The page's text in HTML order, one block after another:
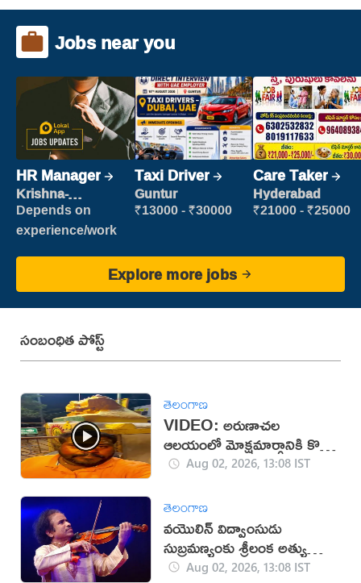
Jobs near you
HR Manager
Krishna-
vijayawada
Depends on
experience/work
Taxi Driver
Guntur
₹13000 - ₹30000
Care Taker
Hyderabad
₹21000 - ₹25000
Explore more jobs
సంబంధిత పోస్ట్
తెలంగాణ
VIDEO: అరుణాచల
ఆలయంలో మోక్షమార్గానికి కొత్త
నిబంధనలు
Aug 02, 2026, 13:08 IST
తెలంగాణ
వయొలిన్‌ విద్వాంసుడు
సుబ్రమణ్యంకు శ్రీలంక అత్యున్నత
అవార్డుAug 02, 2026, 13:08 IST